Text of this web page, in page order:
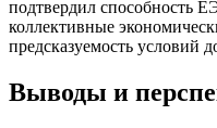
подтвердил способность
коллективные
предсказуемость условий
Выводы и